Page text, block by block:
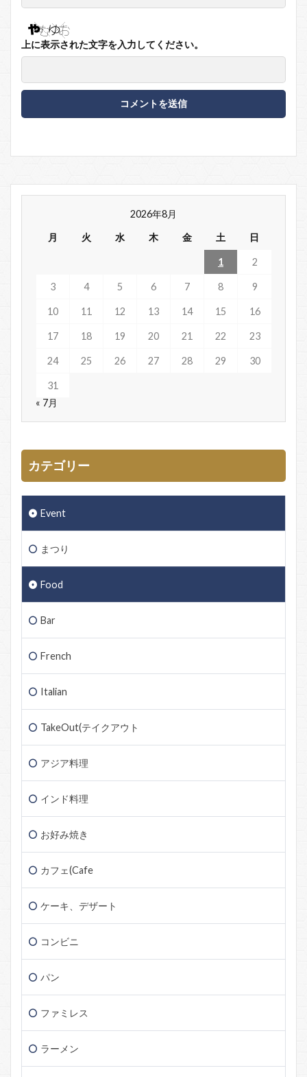
上に表示された文字を入力してください。
2026年8月
月
火 水 木 金 土 日
1 2
3 4 5 6 7 8 9
10 11 12 13 14 15 16
17 18 19 20 21 22 23
24 25 26 27 28 29 30
31
« 7月
カテゴリー
Event
まつり
Food
Bar
French
Italian
TakeOut(テイクアウト
アジア料理
インド料理
お好み焼き
カフェ(Cafe
ケーキ、デザート
コンビニ
パン
ファミレス
ラーメン